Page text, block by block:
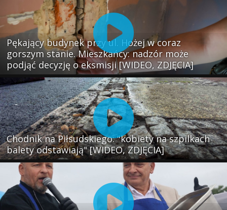
Pękający budynek przy ul. Hożej w coraz
gorszym stanie. Mieszkańcy: nadzór może
podjąć decyzję o eksmisji [WIDEO, ZDJĘCIA]
Chodnik na Piłsudskiego: "kobiety na szpilkach
balety odstawiają" [WIDEO, ZDJĘCIA]